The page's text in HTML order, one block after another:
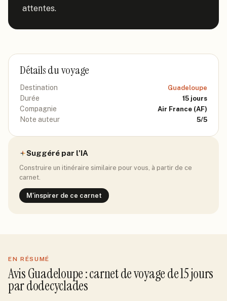
attentes.
Détails du voyage
Destination Guadeloupe
Durée 15 jours
Compagnie Air France (AF)
Note auteur 5/5
Suggéré par l'IA
Construire un itinéraire similaire pour vous, à partir de ce
carnet.
M'inspirer de ce carnet
EN RÉSUMÉ
AvisGuadeloupe: carnet de voyage de15jours
pardodecyclades